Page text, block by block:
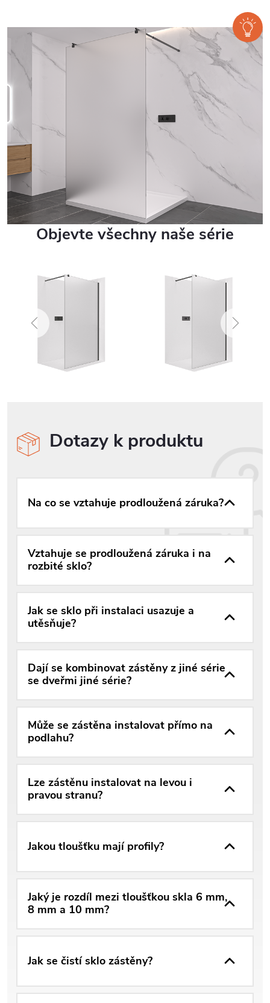
Objevte všechny naše série
Dotazy k produktu
Na co se vztahuje prodloužená záruka?
Vztahuje se prodloužená záruka i na
rozbité sklo?
Jak se sklo při instalaci usazuje a
utěsňuje?
Dají se kombinovat zástěny z jiné série
se dveřmi jiné série?
Může se zástěna instalovat přímo na
podlahu?
Lze zástěnu instalovat na levou i
pravou stranu?
Jakou tloušťku mají profily?
Jaký je rozdíl mezi tloušťkou skla 6 mm,
8 mm a 10 mm?
Jak se čistí sklo zástěny?